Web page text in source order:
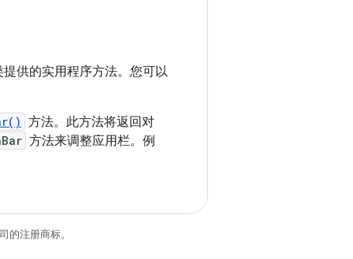
供的实用程序方法。您可以
方法。此方法将返回对
方法来调整应用栏。例
的注册商标。